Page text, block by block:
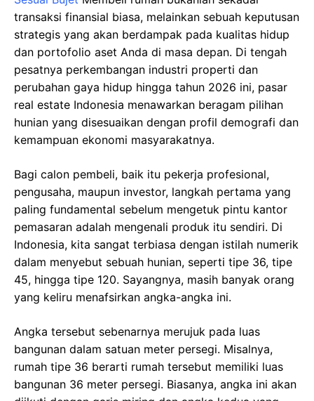
transaksi finansial biasa, melainkan sebuah keputusan
strategis yang akan berdampak pada kualitas hidup
dan portofolio aset Anda di masa depan. Di tengah
pesatnya perkembangan industri properti dan
perubahan gaya hidup hingga tahun 2026 ini, pasar
real estate Indonesia menawarkan beragam pilihan
hunian yang disesuaikan dengan profil demografi dan
kemampuan ekonomi masyarakatnya.
Bagi calon pembeli, baik itu pekerja profesional,
pengusaha, maupun investor, langkah pertama yang
paling fundamental sebelum mengetuk pintu kantor
pemasaran adalah mengenali produk itu sendiri. Di
Indonesia, kita sangat terbiasa dengan istilah numerik
dalam menyebut sebuah hunian, seperti tipe 36, tipe
45, hingga tipe 120. Sayangnya, masih banyak orang
yang keliru menafsirkan angka-angka ini.
Angka tersebut sebenarnya merujuk pada luas
bangunan dalam satuan meter persegi. Misalnya,
rumah tipe 36 berarti rumah tersebut memiliki luas
bangunan 36 meter persegi. Biasanya, angka ini akan